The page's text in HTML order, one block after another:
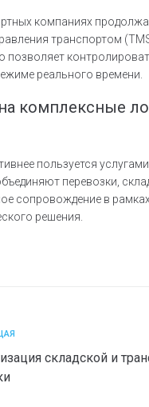
компаниях
транспортом
позволяет
реального времени.
комплексные
пользуется
перевозки,
сопровождение в
решения.
складской и